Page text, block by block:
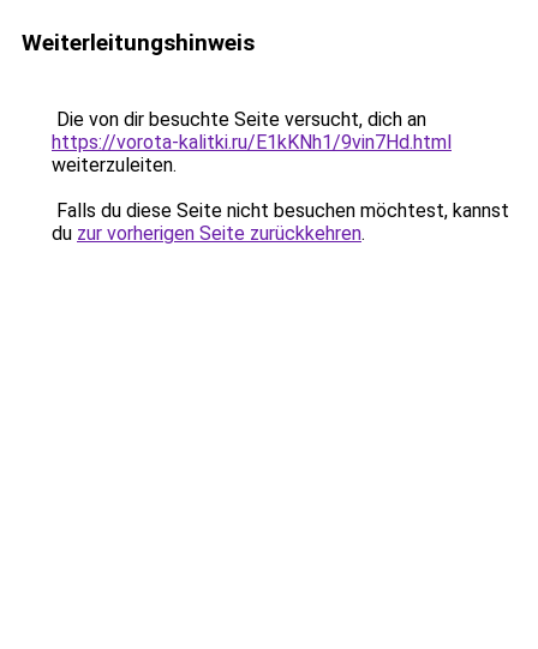
Weiterleitungshinweis
Die von dir besuchte Seite versucht, dich an
https://vorota-kalitki.ru/E1kKNh1/9vin7Hd.html
weiterzuleiten.
Falls du diese Seite nicht besuchen möchtest, kannst
du zur vorherigen Seite zurückkehren.